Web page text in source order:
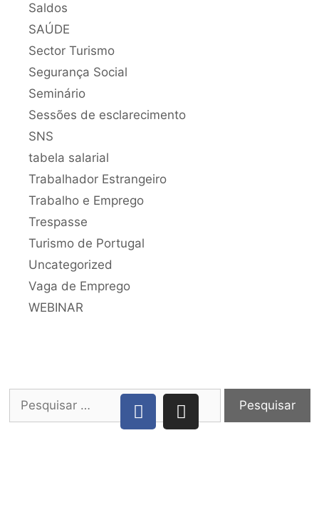
Saldos
SAÚDE
Sector Turismo
Segurança Social
Seminário
Sessões de esclarecimento
SNS
tabela salarial
Trabalhador Estrangeiro
Trabalho e Emprego
Trespasse
Turismo de Portugal
Uncategorized
Vaga de Emprego
WEBINAR